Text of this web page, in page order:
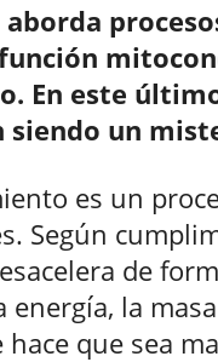
aborda
En este
siendo un
es un
Según
de
energía, la
que sea